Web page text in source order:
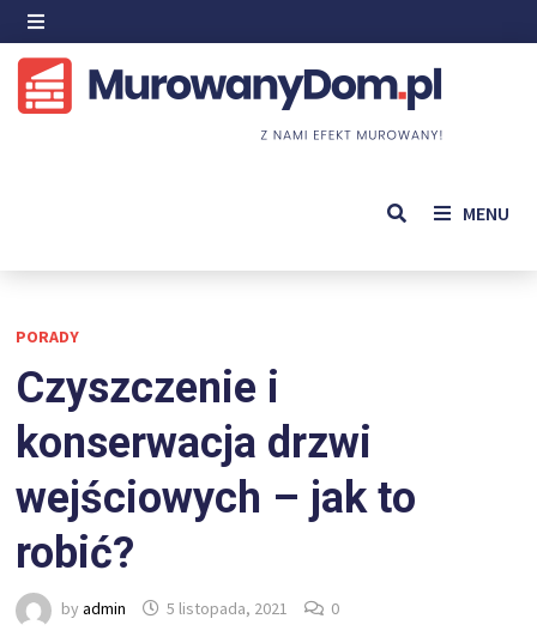
Skip
to
content
MENU
MENU
PORADY
Czyszczenie i
konserwacja drzwi
wejściowych – jak to
robić?
byadmin 5 listopada, 2021 0